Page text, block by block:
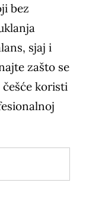
bez
sjaj i
zašto se
koristi